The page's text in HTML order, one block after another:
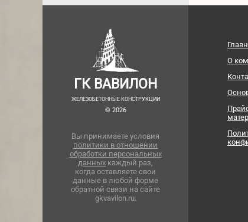
ГК ВАВИЛОН
ЖЕЛЕЗОБЕТОННЫЕ КОНСТРУКЦИИ
© 2026
Вы принимаете условия
политики в отношении
обработки персональных
данных каждый раз,
когда оставляете свои
данные в любой форме
обратной связи на сайте
gkvavilon.ru.
О